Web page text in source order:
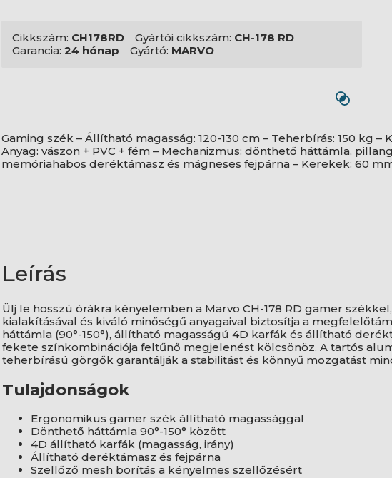
Cikkszám: CH178RD Gyártói cikkszám: CH-178 RD
Garancia: 24 hónap Gyártó: MARVO
Gaming szék – Állítható magasság: 120-130 cm – Teherbírás: 150 kg –
Anyag: vászon + PVC + fém – Mechanizmus: dönthető háttámla,
memóriahabos deréktámasz és mágneses fejpárna – Kerekek: 60
Leírás
Ülj le hosszú órákra kényelemben a Marvo CH-178 RD gamer
kialakításával és kiváló minőségű anyagaival biztosítja a
háttámla (90°-150°), állítható magasságú 4D karfák és állítható
fekete színkombinációja feltűnő megjelenést kölcsönöz. A tartós
teherbírású görgők garantálják a stabilitást és könnyű mozgatást
Tulajdonságok
Ergonomikus gamer szék állítható magassággal
Dönthető háttámla 90°-150° között
4D állítható karfák (magasság, irány)
Állítható deréktámasz és fejpárna
Szellőző mesh borítás a kényelmes szellőzésért